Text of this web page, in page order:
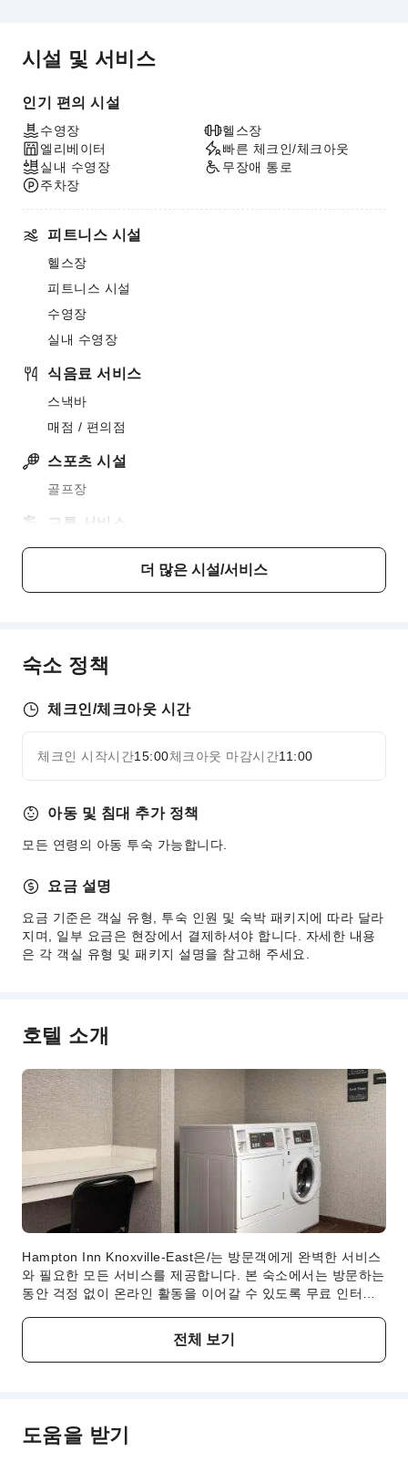
시설 및 서비스
인기 편의 시설
수영장
엘리베이터
실내 수영장
주차장
헬스장
빠른 체크인/체크아웃
무장애 통로
피트니스 시설
헬스장
피트니스 시설
수영장
실내 수영장
식음료 서비스
스낵바
매점 / 편의점
스포츠 시설
골프장
교통 서비스
차량 호출 서비스
세탁 서비스
엘리베이터
기념품 샵
반려동물 돌봄 서비스
인터넷 서비스
셀프 주차장
프런트 서비스
구급상자
소화기
장애인 편의 시설
자세히 보기
더 많은 시설/서비스
숙소 정책
체크인/체크아웃 시간
체크인 시작시간15:00체크아웃 마감시간11:00
아동 및 침대 추가 정책
모든 연령의 아동 투숙 가능합니다.
요금 설명
요금 기준은 객실 유형, 투숙 인원 및 숙박 패키지에 따라 달라
지며, 일부 요금은 현장에서 결제하셔야 합니다. 자세한 내용
은 각 객실 유형 및 패키지 설명을 참고해 주세요.
호텔 소개
Hampton Inn Knoxville-East은/는 방문객에게 완벽한 서비스
와 필요한 모든 서비스를 제공합니다. 본 숙소에서는 방문하는
동안 걱정 없이 온라인 활동을 이어갈 수 있도록 무료 인터넷
무료로 주차하실 수 있습니다.숙소에서 제공하는 편리한 세탁
서비스를 활용해 소중한 옷을 깨끗하게 유지하세요. 세탁 서비
스를 제공하기 때문에 많은 옷을 챙겨올 필요가 없습니다. 모
다. 일부 객실에서 방문객들은 객실 내 비디오 스트리밍, 일간
전체 보기
도움을 받기